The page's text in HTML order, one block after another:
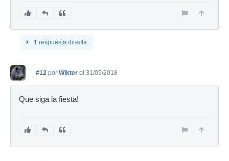
1 respuesta directa
#12 por Wikter el 31/05/2018
Que siga la fiesta!